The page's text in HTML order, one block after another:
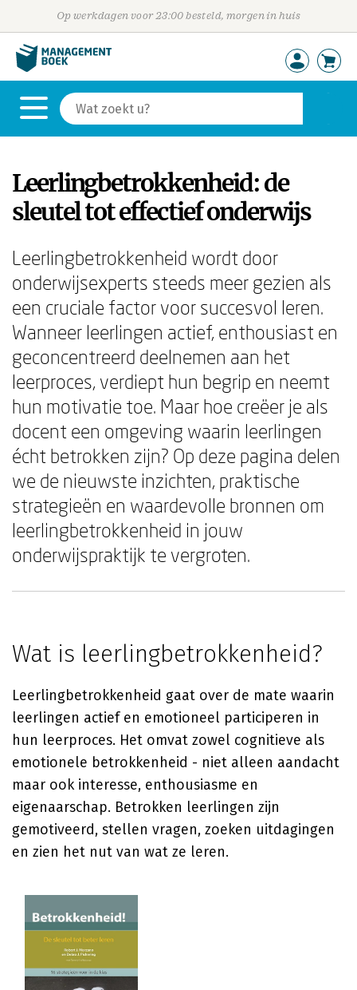
Op werkdagen voor 23:00 besteld, morgen in huis
Leerlingbetrokkenheid: de
sleutel tot effectief onderwijs
Leerlingbetrokkenheid wordt door
onderwijsexperts steeds meer gezien als
een cruciale factor voor succesvol leren.
Wanneer leerlingen actief, enthousiast en
geconcentreerd deelnemen aan het
leerproces, verdiept hun begrip en neemt
hun motivatie toe. Maar hoe creëer je als
docent een omgeving waarin leerlingen
écht betrokken zijn? Op deze pagina delen
we de nieuwste inzichten, praktische
strategieën en waardevolle bronnen om
leerlingbetrokkenheid in jouw
onderwijspraktijk te vergroten.
Wat is leerlingbetrokkenheid?
Leerlingbetrokkenheid gaat over de mate waarin
leerlingen actief en emotioneel participeren in
hun leerproces. Het omvat zowel cognitieve als
emotionele betrokkenheid - niet alleen aandacht
maar ook interesse, enthousiasme en
eigenaarschap. Betrokken leerlingen zijn
gemotiveerd, stellen vragen, zoeken uitdagingen
en zien het nut van wat ze leren.